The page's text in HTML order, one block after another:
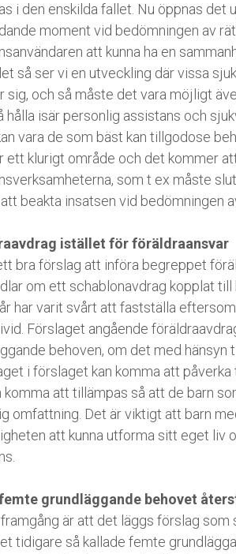
i den enskilda fallet. Nu öppnas det
moment vid bedömningen av
att kunna ha en
så ser vi en utveckling där vissa
sig, och så måste det vara möjligt
hålla isär personlig assistans och
vara de som bäst kan tillgodose
ett klurigt område och det kommer
som t ex måste
beakta insatsen vid bedömningen
istället för föräldraansvar
bra förslag att införa begreppet
om ett schablonavdrag kopplat
har varit svårt att fastställa
Förslaget angående
behoven, om det med
i förslaget kan komma att
komma att tillämpas så att de barn
omfattning. Det är viktigt att barn
att kunna utforma sitt eget liv
grundläggande behovet
är att det läggs förslag
tidigare så kallade femte